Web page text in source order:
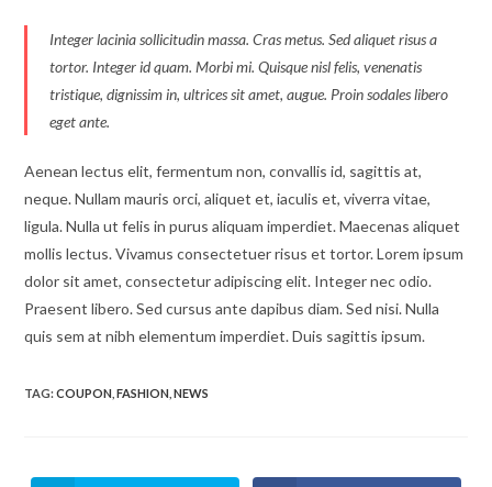
Integer lacinia sollicitudin massa. Cras metus. Sed aliquet risus a
tortor. Integer id quam. Morbi mi. Quisque nisl felis, venenatis
tristique, dignissim in, ultrices sit amet, augue. Proin sodales libero
eget ante.
Aenean lectus elit, fermentum non, convallis id, sagittis at,
neque. Nullam mauris orci, aliquet et, iaculis et, viverra vitae,
ligula. Nulla ut felis in purus aliquam imperdiet. Maecenas aliquet
mollis lectus. Vivamus consectetuer risus et tortor. Lorem ipsum
dolor sit amet, consectetur adipiscing elit. Integer nec odio.
Praesent libero. Sed cursus ante dapibus diam. Sed nisi. Nulla
quis sem at nibh elementum imperdiet. Duis sagittis ipsum.
TAG:COUPON FASHION NEWS